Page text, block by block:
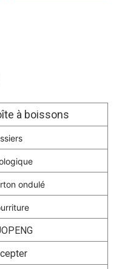
à boissons
ondulé